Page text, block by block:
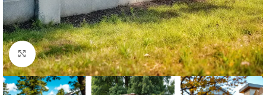
Нажмите, чтобы увеличить